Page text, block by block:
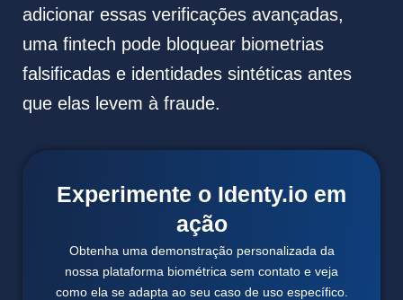
adicionar essas verificações avançadas,
uma fintech pode bloquear biometrias
falsificadas e identidades sintéticas antes
que elas levem à fraude.
Experimente o Identy.io em
ação
Obtenha uma demonstração personalizada da
nossa plataforma biométrica sem contato e veja
como ela se adapta ao seu caso de uso específico.